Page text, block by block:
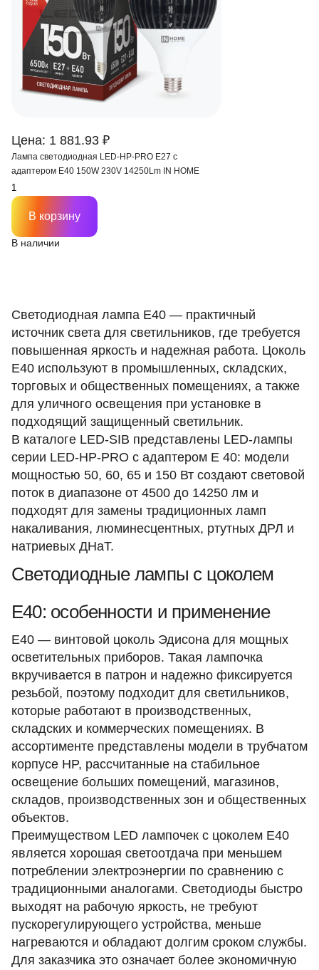
Цена: 1 881.93 ₽
Лампа светодиодная LED-HP-PRO E27 с
адаптером Е40 150W 230V 14250Lm IN HOME
В наличии
В корзину
Светодиодная лампа Е40 — практичный
источник света для светильников, где требуется
повышенная яркость и надежная работа. Цоколь
Е40 используют в промышленных, складских,
торговых и общественных помещениях, а также
для уличного освещения при установке в
подходящий защищенный светильник.
В каталоге LED-SIB представлены LED-лампы
серии LED-HP-PRO с адаптером Е 40: модели
мощностью 50, 60, 65 и 150 Вт создают световой
поток в диапазоне от 4500 до 14250 лм и
подходят для замены традиционных ламп
накаливания, люминесцентных, ртутных ДРЛ и
натриевых ДНаТ.
Светодиодные лампы с цоколем
E40: особенности и применение
E40 — винтовой цоколь Эдисона для мощных
осветительных приборов. Такая лампочка
вкручивается в патрон и надежно фиксируется
резьбой, поэтому подходит для светильников,
которые работают в производственных,
складских и коммерческих помещениях. В
ассортименте представлены модели в трубчатом
корпусе HP, рассчитанные на стабильное
освещение больших помещений, магазинов,
складов, производственных зон и общественных
объектов.
Преимуществом LED лампочек с цоколем Е40
является хорошая светоотдача при меньшем
потреблении электроэнергии по сравнению с
традиционными аналогами. Светодиоды быстро
выходят на рабочую яркость, не требуют
пускорегулирующего устройства, меньше
нагреваются и обладают долгим сроком службы.
Для заказчика это означает более экономичную